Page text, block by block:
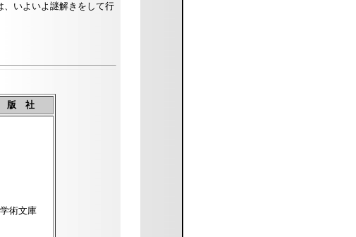
、いよいよ謎解きをして行
版 社
術文庫